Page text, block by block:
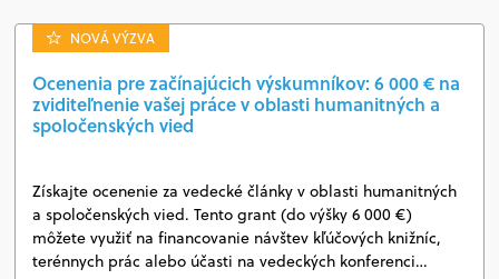
NOVÁ VÝZVA
Ocenenia pre začínajúcich výskumníkov: 6 000 € na
zviditeľnenie vašej práce v oblasti humanitných a
spoločenských vied
Získajte ocenenie za vedecké články v oblasti humanitných
a spoločenských vied. Tento grant (do výšky 6 000 €)
môžete využiť na financovanie návštev kľúčových knižníc,
terénnych prác alebo účasti na vedeckých konferenci…